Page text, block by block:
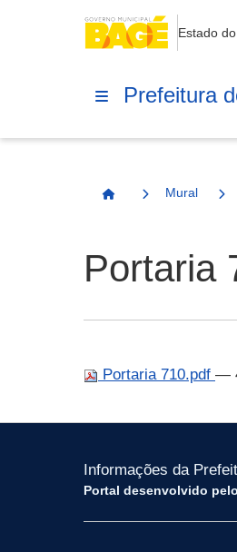
Estado
Prefeitura
Página Inicial
Mural
Portaria
Portaria 710.pdf —
Informações da
Portal desenvolvido